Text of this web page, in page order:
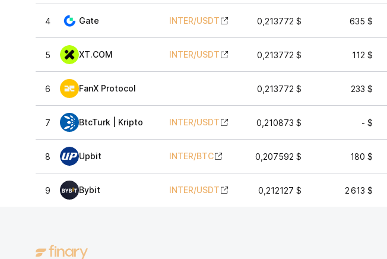
4 Gate INTER/USDT 0,213772 $ 635 $
5 XT.COM INTER/USDT 0,213772 $ 112 $
6 FanX Protocol 0,213772 $ 233 $
7 BtcTurk | Kripto INTER/USDT 0,210873 $ - $
8 Upbit INTER/BTC 0,207592 $ 180 $
9 Bybit INTER/USDT 0,212127 $ 2 613 $